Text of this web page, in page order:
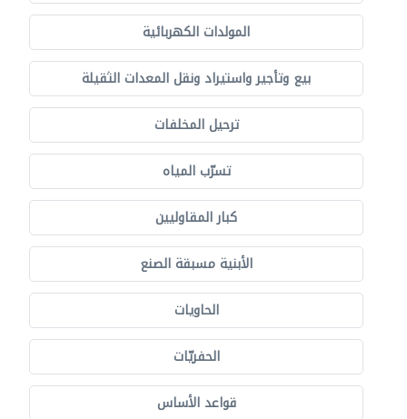
المولدات الكهربائية
بيع وتأجير واستيراد ونقل المعدات الثقيلة
ترحيل المخلفات
تسرّب المياه
كبار المقاوليين
الأبنية مسبقة الصنع
الحاويات
الحفريّات
قواعد الأساس